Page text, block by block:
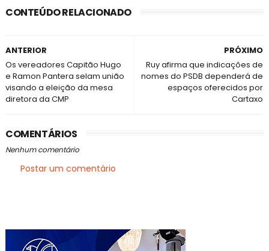
CONTEÚDO RELACIONADO
PRÓXIMO
Ruy afirma que indicações de
nomes do PSDB dependerá de
espaços oferecidos por
Cartaxo
ANTERIOR
Os vereadores Capitão Hugo
e Ramon Pantera selam união
visando a eleição da mesa
diretora da CMP
COMENTÁRIOS
Nenhum comentário
Postar um comentário